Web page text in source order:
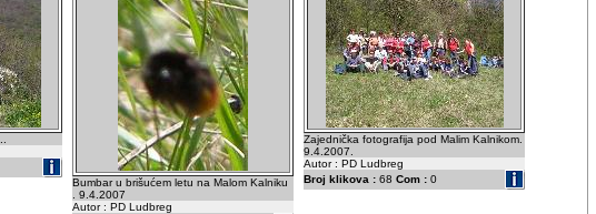
Bumbar u brišućem letu na Malom Kalniku
. 9.4.2007
Autor : PD Ludbreg
Zajednička fotografija pod Malim Kalnikom.
9.4.2007.
Autor : PD Ludbreg
Broj klikova : 68 Com : 0